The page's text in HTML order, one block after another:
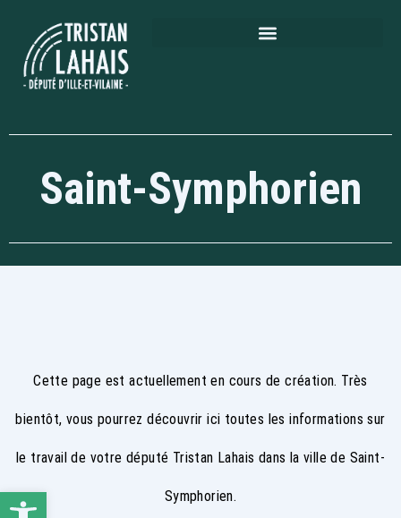
Ouvrir la barre d’outils
Saint-Symphorien
Cette page est actuellement en cours de création. Très
bientôt, vous pourrez découvrir ici toutes les informations sur
le travail de votre député Tristan Lahais dans la ville de Saint-
Symphorien.